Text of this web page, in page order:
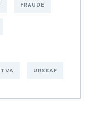
FRAUDE
TVA URSSAF